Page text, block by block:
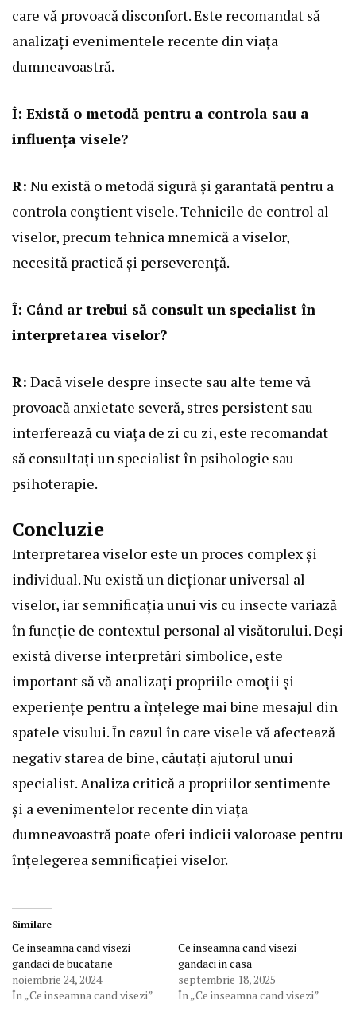
care vă provoacă disconfort. Este recomandat să
analizați evenimentele recente din viața
dumneavoastră.
Î: Există o metodă pentru a controla sau a
influența visele?
R: Nu există o metodă sigură și garantată pentru a
controla conștient visele. Tehnicile de control al
viselor, precum tehnica mnemică a viselor,
necesită practică și perseverență.
Î: Când ar trebui să consult un specialist în
interpretarea viselor?
R: Dacă visele despre insecte sau alte teme vă
provoacă anxietate severă, stres persistent sau
interferează cu viața de zi cu zi, este recomandat
să consultați un specialist în psihologie sau
psihoterapie.
Concluzie
Interpretarea viselor este un proces complex și
individual. Nu există un dicționar universal al
viselor, iar semnificația unui vis cu insecte variază
în funcție de contextul personal al visătorului. Deși
există diverse interpretări simbolice, este
important să vă analizați propriile emoții și
experiențe pentru a înțelege mai bine mesajul din
spatele visului. În cazul în care visele vă afectează
negativ starea de bine, căutați ajutorul unui
specialist. Analiza critică a propriilor sentimente
și a evenimentelor recente din viața
dumneavoastră poate oferi indicii valoroase pentru
înțelegerea semnificației viselor.
Similare
Ce inseamna cand visezi
gandaci de bucatarie
noiembrie 24, 2024
În „Ce inseamna cand visezi”
Ce inseamna cand visezi
gandaci in casa
septembrie 18, 2025
În „Ce inseamna cand visezi”